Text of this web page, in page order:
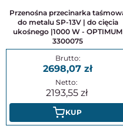
Przenośna przecinarka taśmowa
do metalu SP-13V | do cięcia
ukośnego |1000 W - OPTIMUM
3300075
2698,07
2193,55
KUP